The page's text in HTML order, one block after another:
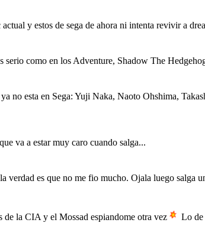
y estos de sega de ahora ni intenta revivir a
serio como en los Adventure, Shadow The
no esta en Sega: Yuji Naka, Naoto Ohshima,
va a estar muy caro cuando salga...
es que no me fio mucho. Ojala luego salga
de la CIA y el Mossad espiandome otra vez
Lo de